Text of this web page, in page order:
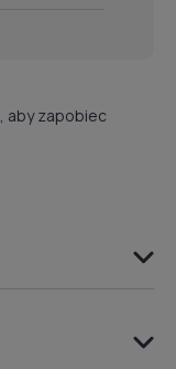
, aby zapobiec